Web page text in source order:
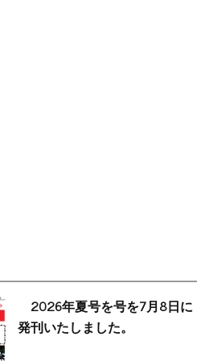
2026年夏号を号を7月8日に
発刊いたしました。